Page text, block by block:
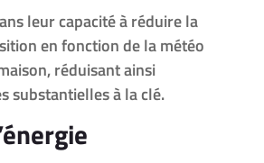
leur capacité à réduire la
en fonction de la météo
réduisant ainsi
substantielles à la clé.